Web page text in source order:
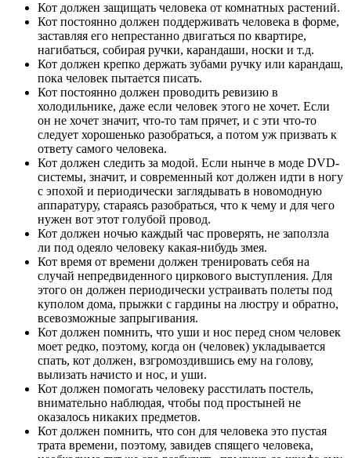
Кот должен защищать человека от комнатных растений.
Кот постоянно должен поддерживать человека в форме,
заставляя его непрестанно двигаться по квартире,
нагибаться, собирая ручки, карандаши, носки и т.д.
Кот должен крепко держать зубами ручку или карандаш,
пока человек пытается писать.
Кот постоянно должен проводить ревизию в
холодильнике, даже если человек этого не хочет. Если
он не хочет значит, что-то там прячет, и с эти что-то
следует хорошенько разобраться, а потом уж призвать к
ответу самого человека.
Кот должен следить за модой. Если нынче в моде DVD-
системы, значит, и современный кот должен идти в ногу
с эпохой и периодически заглядывать в новомодную
аппаратуру, стараясь разобраться, что к чему и для чего
нужен вот этот голубой провод.
Кот должен ночью каждый час проверять, не заползла
ли под одеяло человеку какая-нибудь змея.
Кот время от времени должен тренировать себя на
случай непредвиденного циркового выступления. Для
этого он должен периодически устраивать полеты под
куполом дома, прыжки с гардины на люстру и обратно,
всевозможные запрыгивания.
Кот должен помнить, что уши и нос перед сном человек
моет редко, поэтому, когда он (человек) укладывается
спать, кот должен, взгромоздившись ему на голову,
вылизать начисто и нос, и уши.
Кот должен помогать человеку расстилать постель,
внимательно наблюдая, чтобы под простыней не
оказалось никаких предметов.
Кот должен помнить, что сон для человека это пустая
трата времени, поэтому, завидев спящего человека,